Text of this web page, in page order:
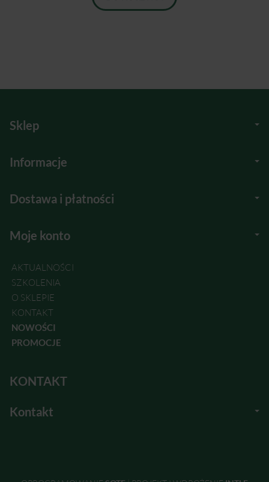
Sklep
Informacje
Dostawa i płatności
Moje konto
AKTUALNOŚCI
SZKOLENIA
O SKLEPIE
KONTAKT
NOWOŚCI
PROMOCJE
KONTAKT
Kontakt